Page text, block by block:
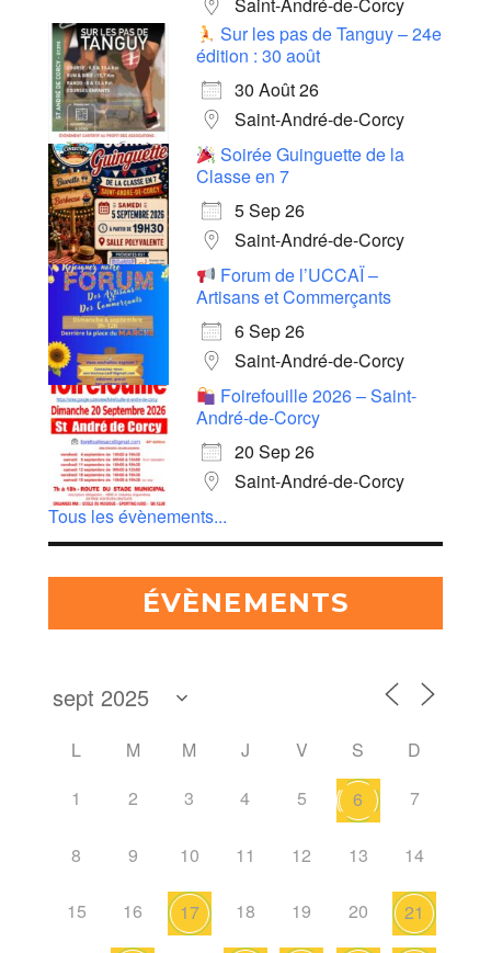
Saint-André-de-Corcy
Sur les pas de Tanguy – 24e
édition : 30 août
30 Août 26
Saint-André-de-Corcy
Soirée Guinguette de la
Classe en 7
5 Sep 26
Saint-André-de-Corcy
Forum de l’UCCAÏ –
Artisans et Commerçants
6 Sep 26
Saint-André-de-Corcy
Foirefouille 2026 – Saint-
André-de-Corcy
20 Sep 26
Saint-André-de-Corcy
Tous les évènements...
ÉVÈNEMENTS
L M M J V S
D
1
2 3 4 5 6 7
8 9 10 11 12 13 14
15 16 17 18 19 20 21